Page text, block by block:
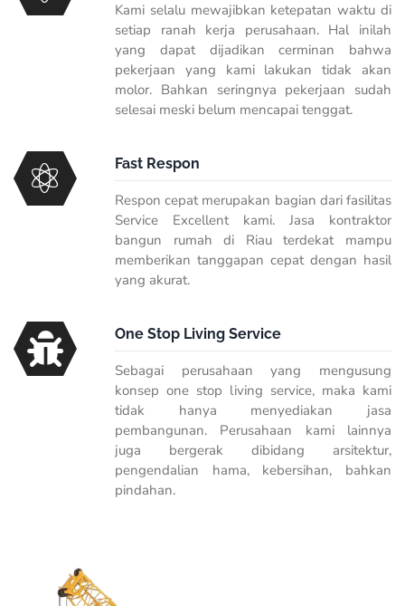
Kami selalu mewajibkan ketepatan waktu di
setiap ranah kerja perusahaan. Hal inilah
yang dapat dijadikan cerminan bahwa
pekerjaan yang kami lakukan tidak akan
molor. Bahkan seringnya pekerjaan sudah
selesai meski belum mencapai tenggat.
Fast Respon
Respon cepat merupakan bagian dari fasilitas
Service Excellent kami. Jasa kontraktor
bangun rumah di Riau terdekat mampu
memberikan tanggapan cepat dengan hasil
yang akurat.
One Stop Living Service
Sebagai perusahaan yang mengusung
konsep one stop living service, maka kami
tidak hanya menyediakan jasa
pembangunan. Perusahaan kami lainnya
juga bergerak dibidang arsitektur,
pengendalian hama, kebersihan, bahkan
pindahan.